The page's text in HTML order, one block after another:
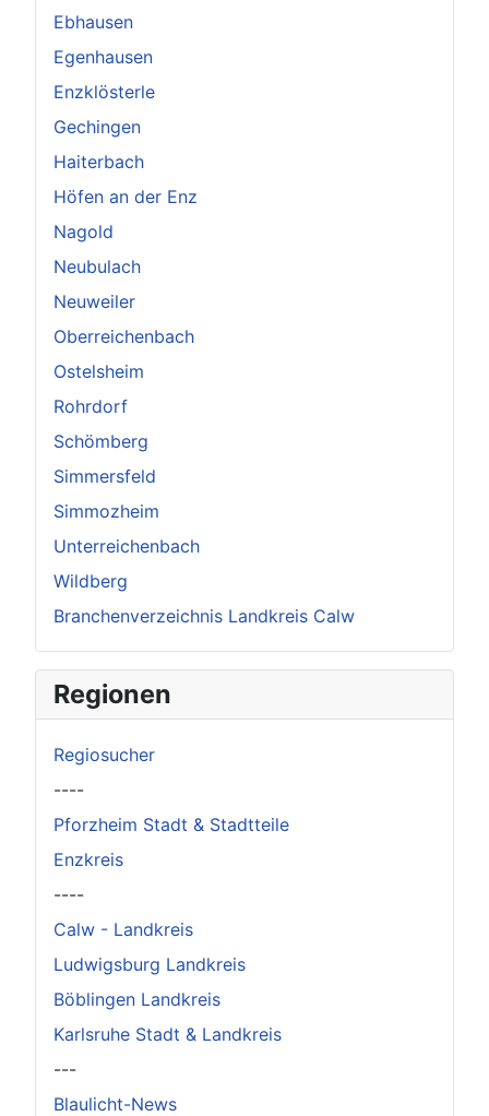
Ebhausen
Egenhausen
Enzklösterle
Gechingen
Haiterbach
Höfen an der Enz
Nagold
Neubulach
Neuweiler
Oberreichenbach
Ostelsheim
Rohrdorf
Schömberg
Simmersfeld
Simmozheim
Unterreichenbach
Wildberg
Branchenverzeichnis Landkreis Calw
Regionen
Regiosucher
----
Pforzheim Stadt & Stadtteile
Enzkreis
----
Calw - Landkreis
Ludwigsburg Landkreis
Böblingen Landkreis
Karlsruhe Stadt & Landkreis
---
Blaulicht-News